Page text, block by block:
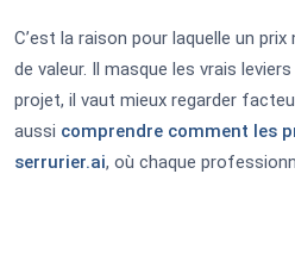
C’est la raison pour laquelle un prix
de valeur. Il masque les vrais
projet, il vaut mieux regarder
aussi comprendre comment les
serrurier.ai, où chaque